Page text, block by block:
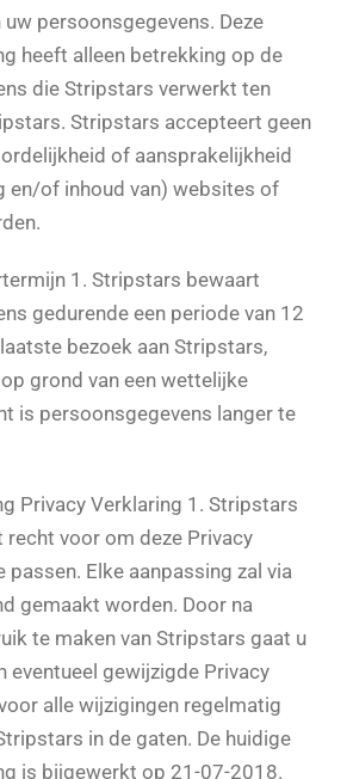
persoonsgegevens. Deze
heeft alleen betrekking op de
die Stripstars verwerkt ten
Stripstars accepteert geen
of aansprakelijkheid
en/of inhoud van) websites of
1. Stripstars bewaart
gedurende een periode van 12
bezoek aan Stripstars,
grond van een wettelijke
is persoonsgegevens langer te
Privacy Verklaring 1. Stripstars
recht voor om deze Privacy
passen. Elke aanpassing zal via
gemaakt worden. Door na
te maken van Stripstars gaat u
eventueel gewijzigde Privacy
alle wijzigingen regelmatig
in de gaten. De huidige
is bijgewerkt op 21-07-2018.